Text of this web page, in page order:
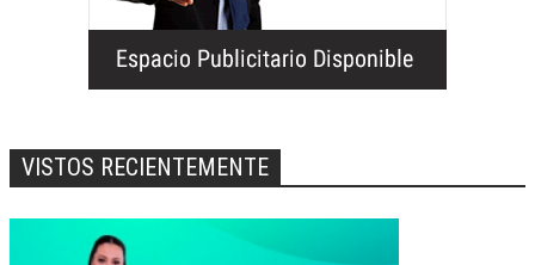
VISTOS RECIENTEMENTE